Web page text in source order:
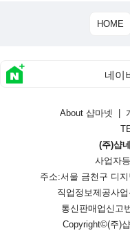
HOME
네이
About 샵마넷
(주)샵
사업자
주소:서울 금천구 디
직업정보제공사
통신판매업신고
Copyright©(주)